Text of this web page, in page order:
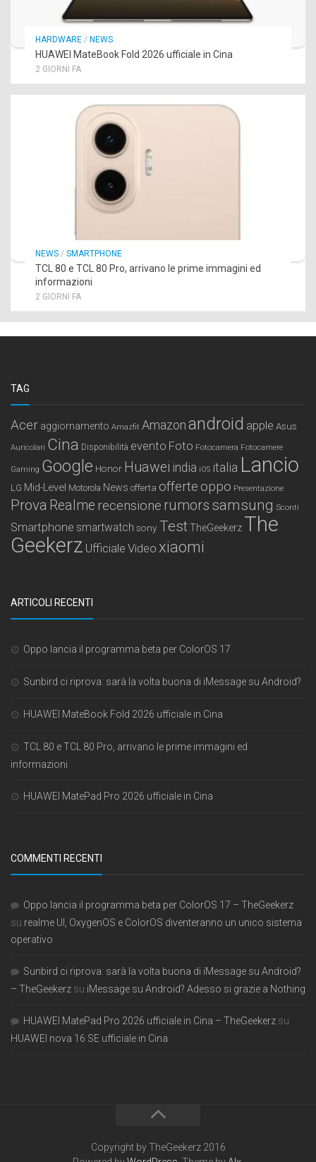
HARDWARE / NEWS
HUAWEI MateBook Fold 2026 ufficiale in Cina
2 GIORNI FA
NEWS / SMARTPHONE
TCL 80 e TCL 80 Pro, arrivano le prime immagini ed
informazioni
2 GIORNI FA
TAG
Acer aggiornamento Amazfit Amazonandroid apple Asus
Auricolari Cina Disponibilità evento Foto Fotocamera Fotocamere
Gaming Google Honor Huawei india iOS italia Lancio
LG Mid-Level Motorola News offerta offerte oppo Presentazione
Prova Realme recensione rumors samsung Sconti
Smartphone smartwatch sony TestTheGeekerz The
Geekerz Ufficiale Video xiaomi
ARTICOLI RECENTI
Oppo lancia il programma beta per ColorOS 17
Sunbird ci riprova: sarà la volta buona di iMessage su Android?
HUAWEI MateBook Fold 2026 ufficiale in Cina
TCL 80 e TCL 80 Pro, arrivano le prime immagini ed
informazioni
HUAWEI MatePad Pro 2026 ufficiale in Cina
COMMENTI RECENTI
Oppo lancia il programma beta per ColorOS 17 – TheGeekerz
su realme UI, OxygenOS e ColorOS diventeranno un unico sistema
operativo
Sunbird ci riprova: sarà la volta buona di iMessage su Android?
– TheGeekerz su iMessage su Android? Adesso si grazie a Nothing
HUAWEI MatePad Pro 2026 ufficiale in Cina – TheGeekerz su
HUAWEI nova 16 SE ufficiale in Cina
Copyright by TheGeekerz 2016